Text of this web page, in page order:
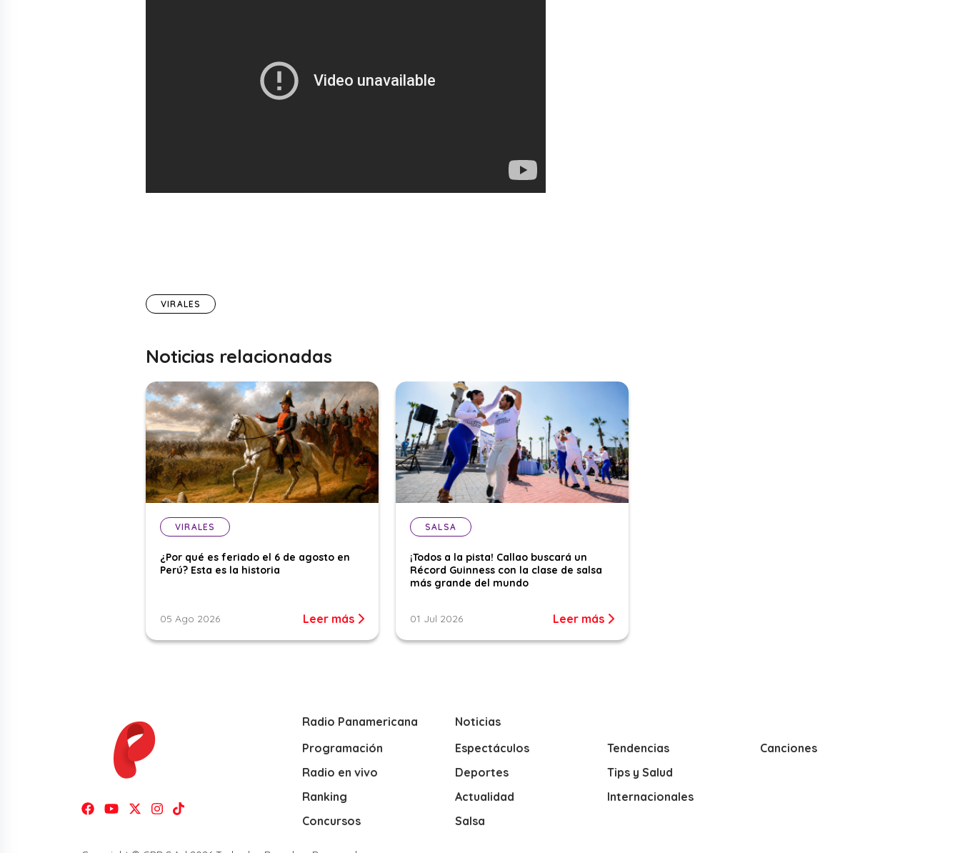
VIRALES
Noticias relacionadas
VIRALES
¿Por qué es feriado el 6 de agosto en
Perú? Esta es la historia
05 Ago 2026 Leer más
SALSA
¡Todos a la pista! Callao buscará un
Récord Guinness con la clase de salsa
más grande del mundo
01 Jul 2026 Leer más
Radio Panamericana
Programación
Radio en vivo
Ranking
Concursos
Noticias
Espectáculos
Deportes
Actualidad
Salsa
Tendencias
Tips y Salud
Internacionales
Canciones